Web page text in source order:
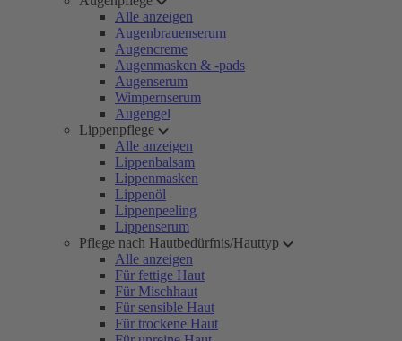
Alle anzeigen
Augenbrauenserum
Augencreme
Augenmasken & -pads
Augenserum
Wimpernserum
Augengel
Lippenpflege
Alle anzeigen
Lippenbalsam
Lippenmasken
Lippenöl
Lippenpeeling
Lippenserum
Pflege nach Hautbedürfnis/Hauttyp
Alle anzeigen
Für fettige Haut
Für Mischhaut
Für sensible Haut
Für trockene Haut